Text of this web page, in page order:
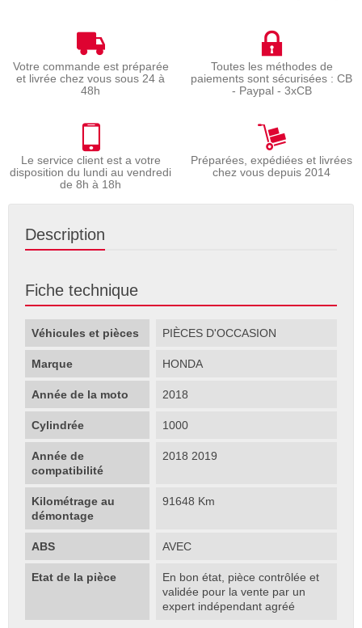
Votre commande est préparée
et livrée chez vous sous 24 à
48h
Toutes les méthodes de
paiements sont sécurisées : CB
- Paypal - 3xCB
Le service client est a votre
disposition du lundi au vendredi
de 8h à 18h
Préparées, expédiées et livrées
chez vous depuis 2014
Description
Fiche technique
Véhicules et pièces PIÈCES D'OCCASION
Marque HONDA
Année de la moto 2018
Cylindrée 1000
Année de
compatibilité
2018 2019
Kilométrage au
démontage
91648 Km
ABS AVEC
Etat de la pièce
En bon état, pièce contrôlée et
validée pour la vente par un
expert indépendant agréé